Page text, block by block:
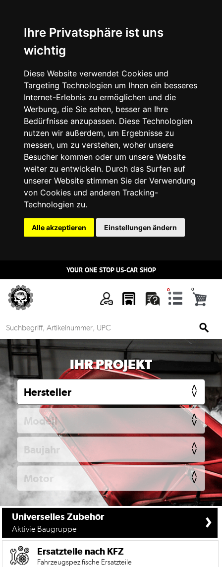
Ihre Privatsphäre ist uns
wichtig
Diese Website verwendet Cookies und
Targeting Technologien um Ihnen ein besseres
Internet-Erlebnis zu ermöglichen und die
Werbung, die Sie sehen, besser an Ihre
Bedürfnisse anzupassen. Diese Technologien
nutzen wir außerdem, um Ergebnisse zu
messen, um zu verstehen, woher unsere
Besucher kommen oder um unsere Website
weiter zu entwickeln. Durch das Surfen auf
unserer Website stimmen Sie der Verwendung
von Cookies und anderen Tracking-
Technologien zu.
Alle akzeptieren Einstellungen ändern
n
YOUR ONE STOP US-CAR SHOP
Mein
Account
Anmelden
Ersatzteilsuche
KFZ
Zubehör
Anfrage
&
Kontaktformular
Garage
Carport
IHR PROJEKT
Universelles Zubehör
Aktivie Baugruppe ›
Ersatzteile nach KFZ
Fahrzeugspezifische Ersatzteile